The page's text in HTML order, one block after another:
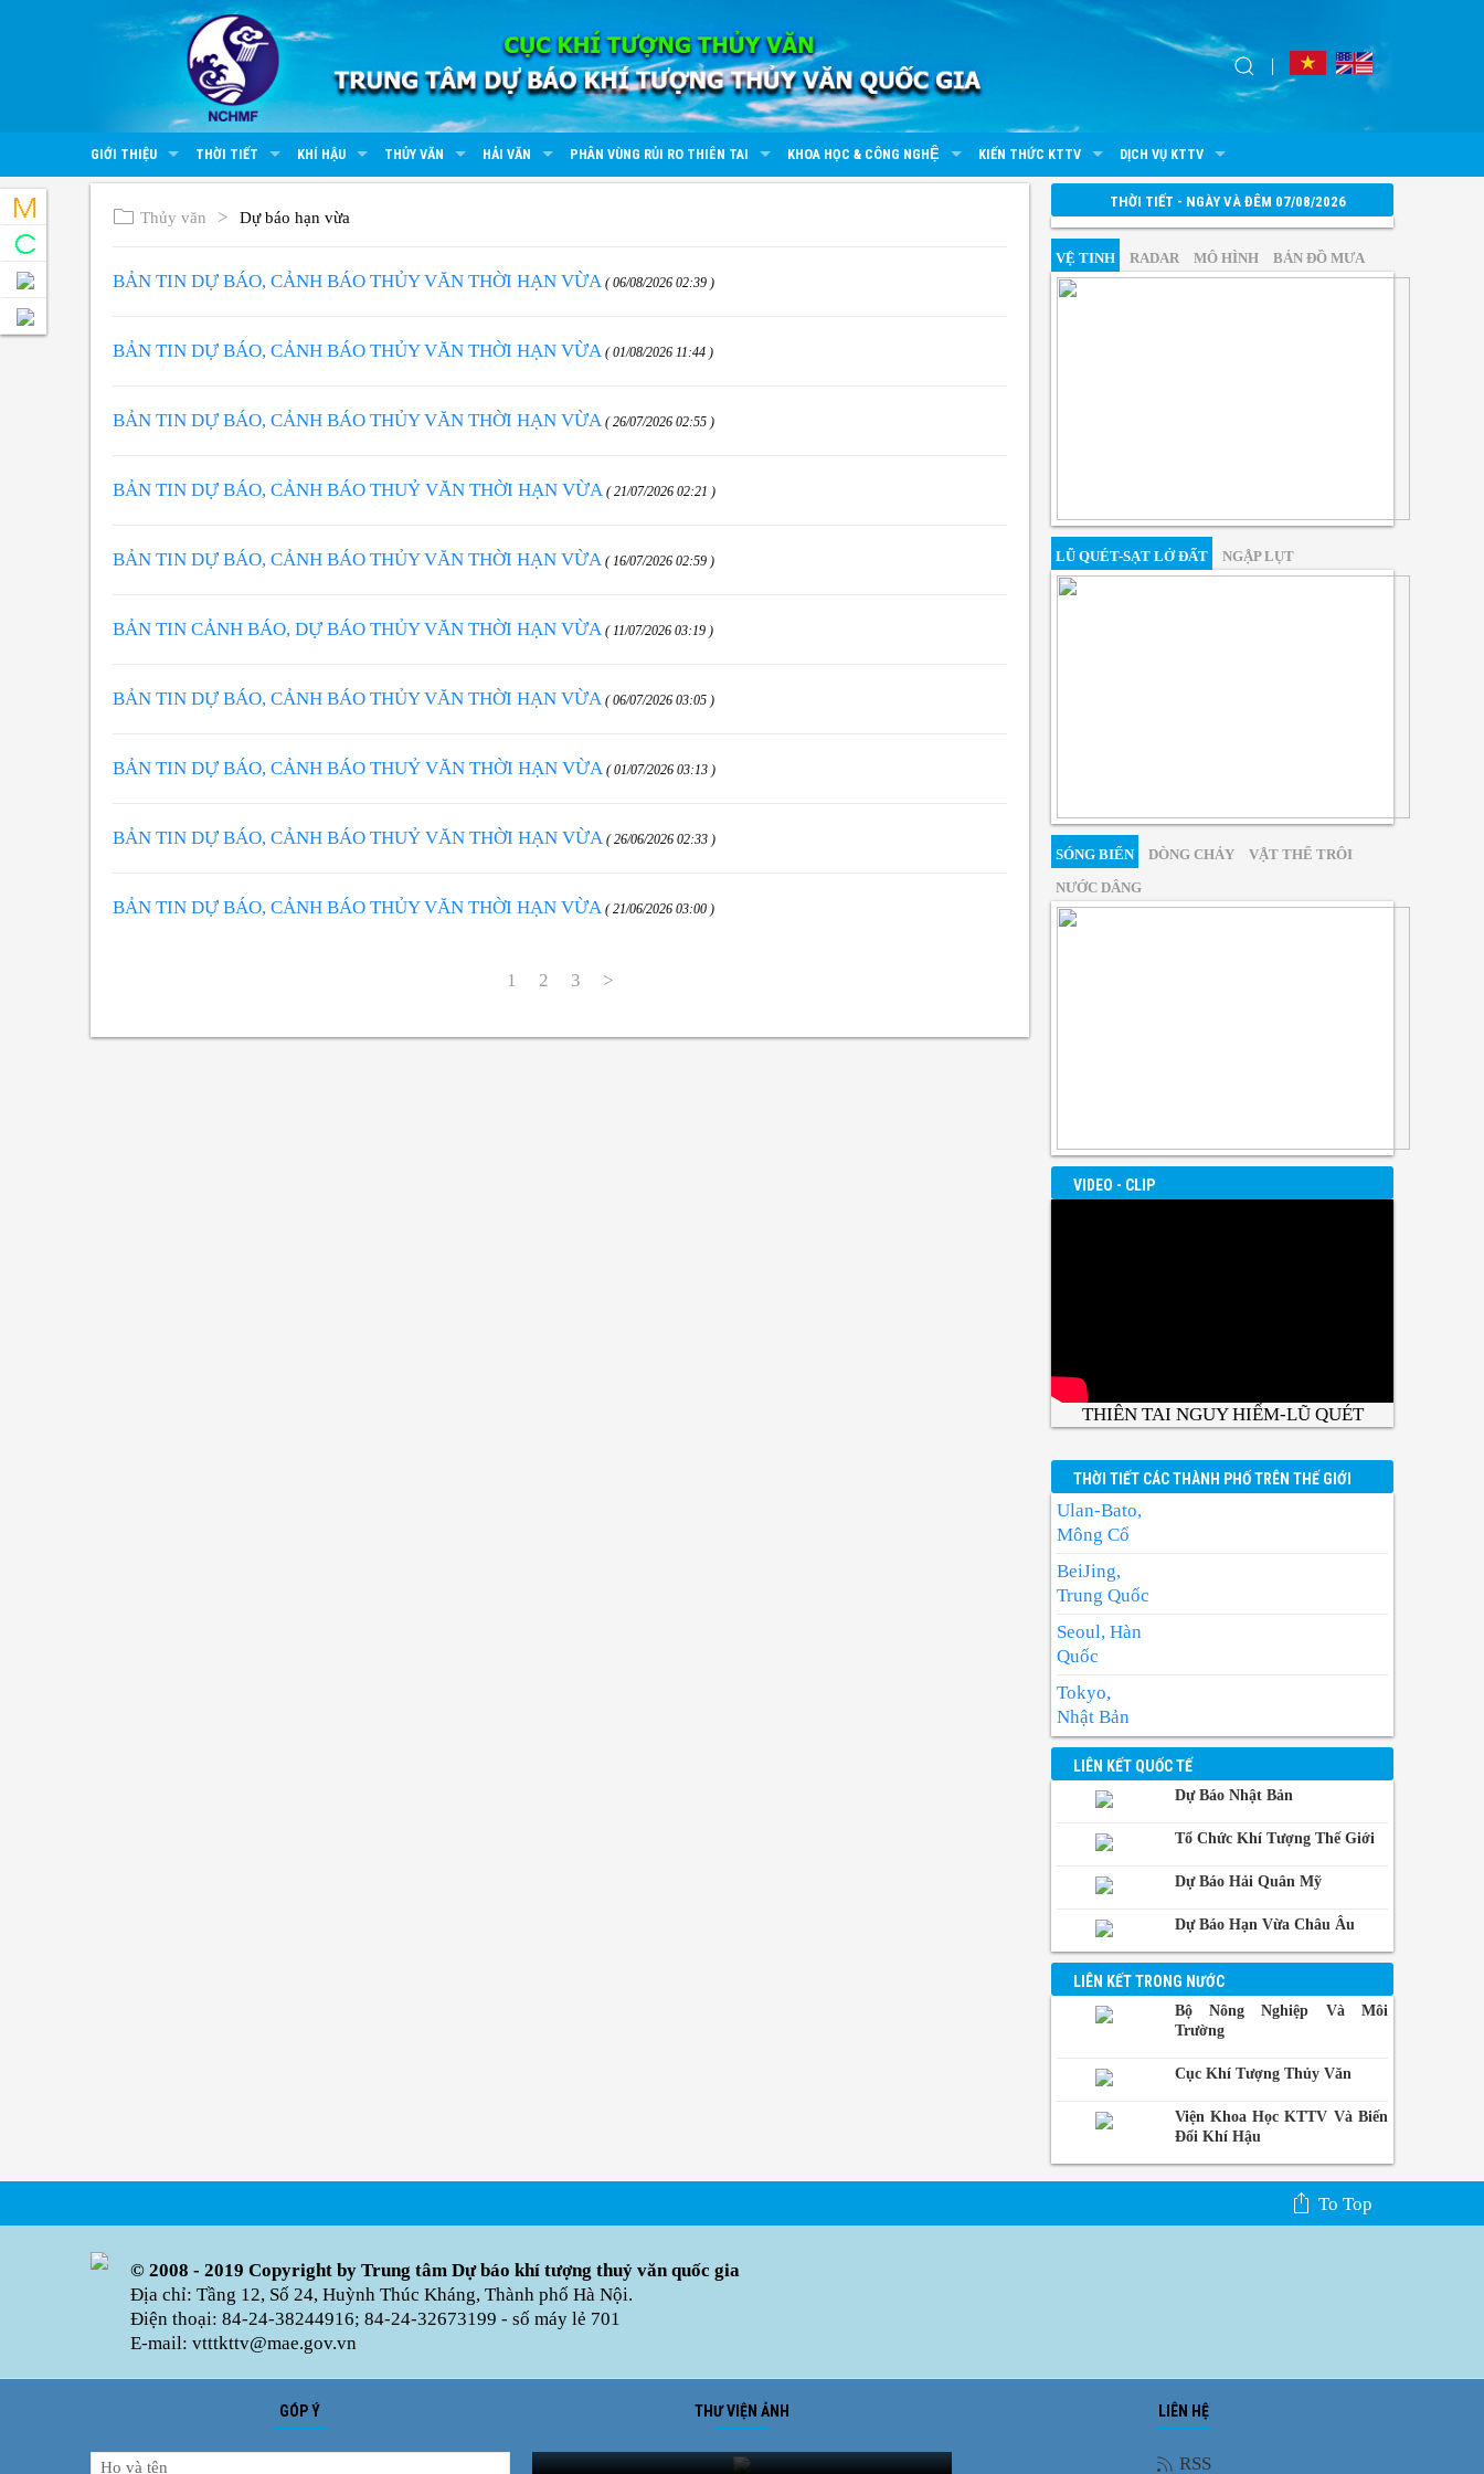
GIỚI THIỆU THỜI TIẾT KHÍ HẬU THỦY VĂN HẢI VĂN PHÂN VÙNG RỦI RO THIÊN TAI KHOA HỌC & CÔNG NGHỆ KIẾN THỨC KTTV DỊCH VỤ KTTV
Thủy văn Dự báo hạn vừa
BẢN TIN DỰ BÁO, CẢNH BÁO THỦY VĂN THỜI HẠN VỪA ( 06/08/2026 02:39 )
BẢN TIN DỰ BÁO, CẢNH BÁO THỦY VĂN THỜI HẠN VỪA ( 01/08/2026 11:44 )
BẢN TIN DỰ BÁO, CẢNH BÁO THỦY VĂN THỜI HẠN VỪA ( 26/07/2026 02:55 )
BẢN TIN DỰ BÁO, CẢNH BÁO THUỶ VĂN THỜI HẠN VỪA ( 21/07/2026 02:21 )
BẢN TIN DỰ BÁO, CẢNH BÁO THỦY VĂN THỜI HẠN VỪA ( 16/07/2026 02:59 )
BẢN TIN CẢNH BÁO, DỰ BÁO THỦY VĂN THỜI HẠN VỪA ( 11/07/2026 03:19 )
BẢN TIN DỰ BÁO, CẢNH BÁO THỦY VĂN THỜI HẠN VỪA ( 06/07/2026 03:05 )
BẢN TIN DỰ BÁO, CẢNH BÁO THUỶ VĂN THỜI HẠN VỪA ( 01/07/2026 03:13 )
BẢN TIN DỰ BÁO, CẢNH BÁO THUỶ VĂN THỜI HẠN VỪA ( 26/06/2026 02:33 )
BẢN TIN DỰ BÁO, CẢNH BÁO THỦY VĂN THỜI HẠN VỪA ( 21/06/2026 03:00 )
1 2 3 >
THỜI TIẾT - NGÀY VÀ ĐÊM 07/08/2026
VỆ TINH RADAR MÔ HÌNH BẢN ĐỒ MƯA
LŨ QUÉT-SẠT LỞ ĐẤT NGẬP LỤT
SÓNG BIỂN DÒNG CHẢY
VẬT THỂ TRÔI
NƯỚC DÂNG
VIDEO - CLIP
THIÊN TAI NGUY HIỂM-LŨ QUÉT
THỜI TIẾT CÁC THÀNH PHỐ TRÊN THẾ GIỚI
Ulan-Bato,
Mông Cổ
BeiJing,
Trung Quốc
Seoul, Hàn
Quốc
Tokyo,
Nhật Bản
BangKok,
Thái Lan
Manila,
Philippin
Phnom-
Penh,
Campuchia
LIÊN KẾT QUỐC TẾ
Dự Báo Nhật Bản
Tổ Chức Khí Tượng Thế Giới
Dự Báo Hải Quân Mỹ
Dự Báo Hạn Vừa Châu Âu
LIÊN KẾT TRONG NƯỚC
Bộ Nông Nghiệp Và Môi
Trường
Cục Khí Tượng Thủy Văn
Viện Khoa Học KTTV Và Biến
Đổi Khí Hậu
To Top
© 2008 - 2019 Copyright by Trung tâm Dự báo khí tượng thuỷ văn quốc gia
Địa chỉ: Tầng 12, Số 24, Huỳnh Thúc Kháng, Thành phố Hà Nội.
Điện thoại: 84-24-38244916; 84-24-32673199 - số máy lẻ 701
E-mail: vtttkttv@mae.gov.vn
GÓP Ý THƯ VIỆN ẢNH LIÊN HỆ
RSS